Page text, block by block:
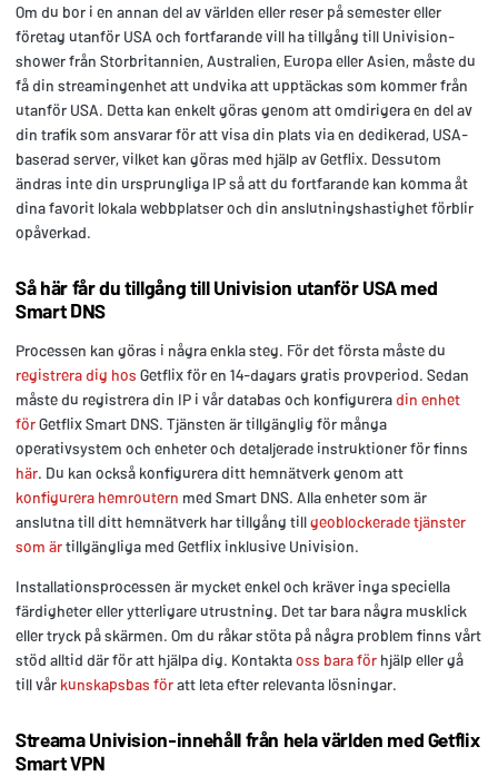
Om du bor i en annan del av världen eller reser på semester eller
företag utanför USA och fortfarande vill ha tillgång till Univision-
shower från Storbritannien, Australien, Europa eller Asien, måste du
få din streamingenhet att undvika att upptäckas som kommer från
utanför USA. Detta kan enkelt göras genom att omdirigera en del av
din trafik som ansvarar för att visa din plats via en dedikerad, USA-
baserad server, vilket kan göras med hjälp av Getflix. Dessutom
ändras inte din ursprungliga IP så att du fortfarande kan komma åt
dina favorit lokala webbplatser och din anslutningshastighet förblir
opåverkad.
Så här får du tillgång till Univision utanför USA med
Smart DNS
Processen kan göras i några enkla steg. För det första måste du
registrera dig hos Getflix för en 14-dagars gratis provperiod. Sedan
måste du registrera din IP i vår databas och konfigureradin enhet
förGetflix Smart DNS. Tjänsten är tillgänglig för många
operativsystem och enheter och detaljerade instruktioner för finns
här. Du kan också konfigurera ditt hemnätverk genom att
konfigurera hemroutern med Smart DNS. Alla enheter som är
anslutna till ditt hemnätverk har tillgång tillgeoblockerade tjänster
som ärtillgängliga med Getflix inklusive Univision.
Installationsprocessen är mycket enkel och kräver inga speciella
färdigheter eller ytterligare utrustning. Det tar bara några musklick
eller tryck på skärmen. Om du råkar stöta på några problem finns vårt
stöd alltid där för att hjälpa dig. Kontaktaoss bara för hjälp eller gå
till vår kunskapsbas föratt leta efter relevanta lösningar.
Streama Univision-innehåll från hela världen med Getflix
Smart VPN